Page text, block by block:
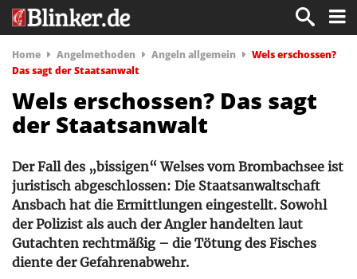
Home Angelmethoden Angeln allgemein
Wels erschossen?
Das sagt der Staatsanwalt
Wels erschossen? Das sagt
der Staatsanwalt
Der Fall des „bissigen“ Welses vom Brombachsee ist
juristisch abgeschlossen: Die Staatsanwaltschaft
Ansbach hat die Ermittlungen eingestellt. Sowohl
der Polizist als auch der Angler handelten laut
Gutachten rechtmäßig – die Tötung des Fisches
diente der Gefahrenabwehr.